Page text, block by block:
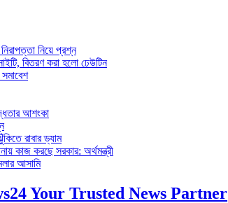
নিয়ে প্রশ্ন
বিতরণ করা হলো ঢেউটিন
আশংকা
রাবার ড্যাম
কাজ করছে সরকার: অর্থমন্ত্রী
আসামি
Your Trusted News Partner